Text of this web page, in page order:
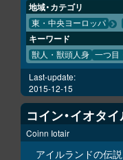
地域・カテゴリ
東・中央ヨーロッパ
キーワード
獣人・獣頭人身 一つ目
Last-update:
2015-12-15
コイン・イオタ
Coinn Iotair
アイルランドの伝